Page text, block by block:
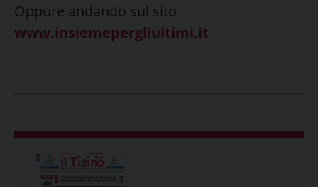
Oppure andando sul sito
www.insiemepergliultimi.it